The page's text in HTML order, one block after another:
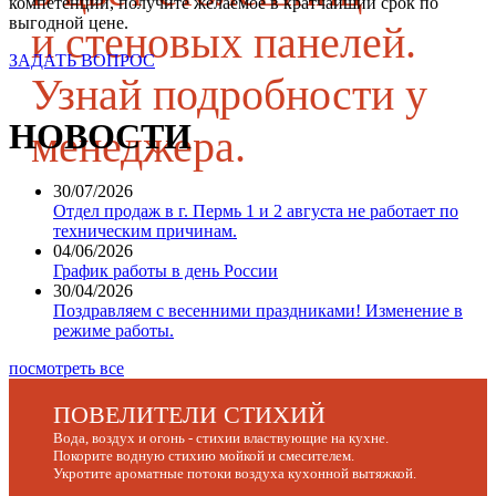
и стеновых панелей.
Узнай подробности у
менеджера.
выгодной цене.
ЗАДАТЬ ВОПРОС
НОВОСТИ
30/07/2026
Отдел продаж в г. Пермь 1 и 2 августа не работает по
техническим причинам.
04/06/2026
График работы в день России
30/04/2026
Поздравляем с весенними праздниками! Изменение в
режиме работы.
посмотреть все
ПОВЕЛИТЕЛИ СТИХИЙ
Вода, воздух и огонь - стихии властвующие на кухне.
Покорите водную стихию мойкой и смесителем.
Укротите ароматные потоки воздуха кухонной вытяжкой.